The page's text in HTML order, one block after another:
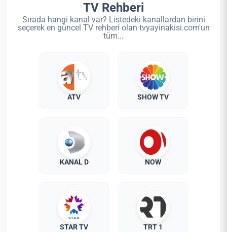
TV Rehberi
Sırada hangi kanal var? Listedeki kanallardan birini
seçerek en güncel TV rehberi olan tvyayinakisi.com'un
tüm...
ATV SHOW TV
KANAL D NOW
STAR TV TRT 1